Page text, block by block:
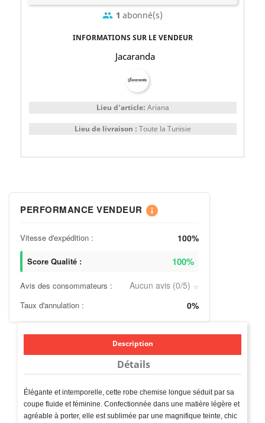
group 1 abonné(s)
INFORMATIONS SUR LE VENDEUR
Jacaranda
Lieu d'article: Ariana
Lieu de livraison : Toute la Tunisie
PERFORMANCE VENDEUR info
Vitesse d'expédition : 100%
Score Qualité : 100%
Avis des consommateurs : Aucun avis (0/5) ⭐
Taux d'annulation : 0%
Description
Détails
Élégante et intemporelle, cette robe chemise longue séduit par sa
coupe fluide et féminine. Confectionnée dans une matière légère et
agréable à porter, elle est sublimée par une magnifique teinte, chic